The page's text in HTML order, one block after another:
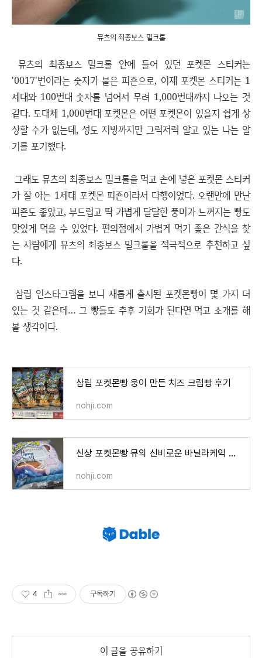
뮤츠의 최종보스 밀크롤
뮤츠의 최종보스 밀크롤 안에 들어 있던 포켓몬 스티커는
'0017'번이라는 숫자가 붙은 피죤으로, 이제 포켓몬 스티커는 1
세대와 100번대 숫자를 넘어서 무려 1,000번대까지 나오는 것
같다. 도대체 1,000번대 포켓몬은 어떤 포켓몬이 있을지 쉽게 상
상할 수가 없는데, 성도 지방까지만 그럭저럭 알고 있는 나는 알
기를 포기했다.
그래도 뮤츠의 최종보스 밀크롤을 먹고 손에 넣은 포켓몬 스티커
가 잘 아는 1세대 포켓몬 피죤이라서 다행이었다. 오랜만에 만난
피죤도 좋았고, 부드럽고 딱 가볍게 달달한 풍미가 느껴지는 빵도
맛있게 먹을 수 있었다. 편의점에서 가볍게 먹기 좋은 간식을 찾
는 사람에게 뮤츠의 최종보스 밀크롤을 적극적으로 추천하고 싶
다.
삼립 인스타그램을 보니 새롭게 출시된 포켓몬빵이 몇 가지 더
있는 것 같은데… 그 빵들도 추후 기회가 된다면 먹고 소개를 해
볼 생각이다.
삼립 포켓몬빵 웅이 만든 치즈 크림빵 후기
nohji.com
신상 포켓몬빵 뮤의 신비로운 바닐라케익 후기
nohji.com
4 구독하기
이 글을 공유하기